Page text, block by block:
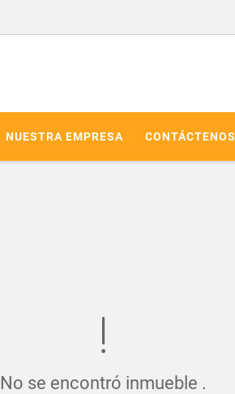
NUESTRA EMPRESA CONTÁCTENOS
No se encontró inmueble .